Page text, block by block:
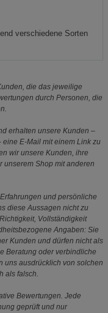
verschiedene Sorten
die das jeweilige
durch Personen, die
erhalten unsere Kunden –
E-Mail mit einem Link zu
wir unsere Kunden, ihre
unserem Shop mit anderen
und persönliche
diese Aussagen nicht zu
Vollständigkeit
Angaben: Sie
Kunden und dürfen nicht als
Beratung oder verbindliche
uns ausdrücklich von solchen
als falsch.
Bewertungen. Jede
geprüft und nur